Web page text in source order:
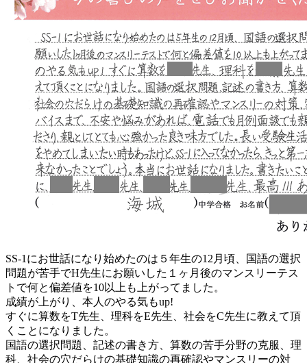
SS-1にお世話になり始めたのは５年生の12月頃、国語の選択
問題が苦手でH先生にお願いした１ヶ月後のマンスリーテス
トで何と偏差値を10以上も上がってました。
成績が上がり、本人のやる気もup!
すぐに算数をT先生、理科をE先生、社会をC先生に教えて頂
くことになりました。
国語の選択問題、記述の書き方、算数の苦手分野の克服、理
科、社会の穴だらけの基礎知識の再確認やマンスリーの対